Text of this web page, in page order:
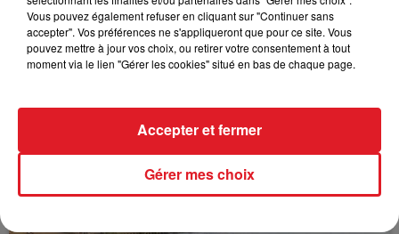
BÉTHUNE: ENQUÊTE POUR HOMICIDE
VOLONTAIRE EN COURS, APRÈS LA...
Selon les premiers éléments, le logement servait
à des prostituées
Vous pouvez également refuser en cliquant sur "Continuer sans
accepter". Vos préférences ne s'appliqueront que pour ce site. Vous
pouvez mettre à jour vos choix, ou retirer votre consentement à tout
moment via le lien "Gérer les cookies" situé en bas de chaque page.
Gérer mes choix
Accepter et fermer